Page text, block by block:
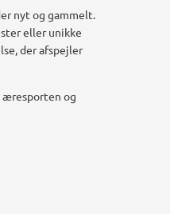
nyt og gammelt.
eller unikke
der afspejler
æresporten og